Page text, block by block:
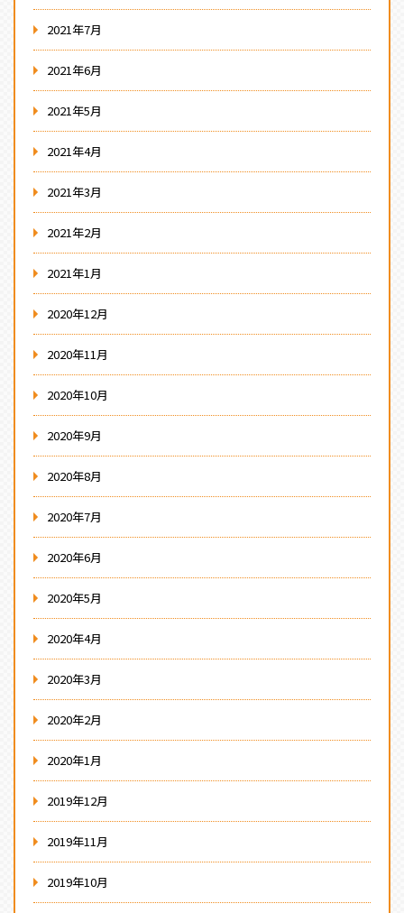
2021年7月
2021年6月
2021年5月
2021年4月
2021年3月
2021年2月
2021年1月
2020年12月
2020年11月
2020年10月
2020年9月
2020年8月
2020年7月
2020年6月
2020年5月
2020年4月
2020年3月
2020年2月
2020年1月
2019年12月
2019年11月
2019年10月